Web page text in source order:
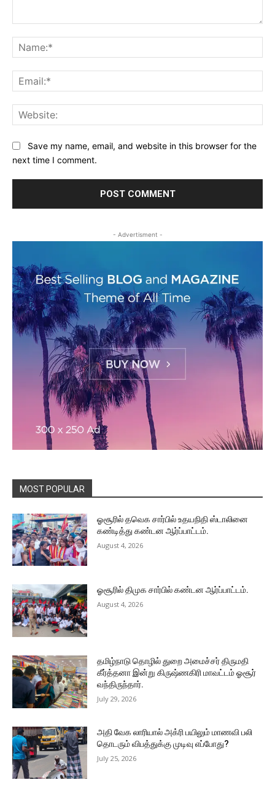
Save my name, email, and website in this browser for the
next time I comment.
- Advertisment -
MOST POPULAR
ஓசூரில் தவெக சார்பில் உதயநிதி ஸ்டாலினை
கண்டித்து கண்டன ஆர்ப்பாட்டம்.
August 4, 2026
ஓசூரில் திமுக சார்பில் கண்டன ஆர்ப்பாட்டம்.
August 4, 2026
தமிழ்நாடு தொழில் துறை அமைச்சர் திருமதி
கீர்த்தனா இன்று கிருஷ்ணகிரி மாவட்டம் ஓசூர்
வந்திருந்தார்.
July 29, 2026
அதி வேக லாரியால் அக்ரி பயிலும் மாணவி பலி
தொடரும் விபத்துக்கு முடிவு எப்போது?
July 25, 2026